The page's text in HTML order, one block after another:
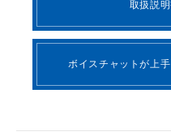
取扱説
ボイスチャットが上